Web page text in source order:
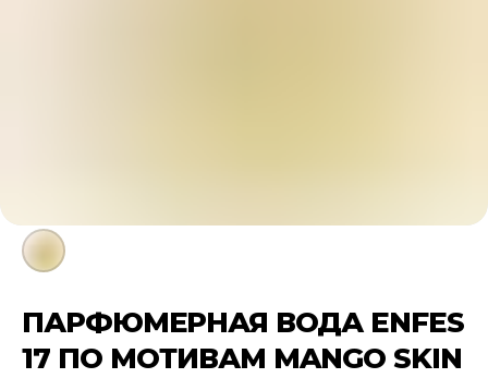
ПАРФЮМЕРНАЯ ВОДА ENFES
17 ПО МОТИВАМ MANGO SKIN